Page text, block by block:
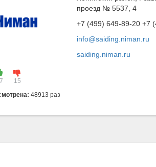
15
48913 раз
проезд № 5537, 4
+7 (499) 649-89-20 +7
info@saiding.niman.ru
saiding.niman.ru